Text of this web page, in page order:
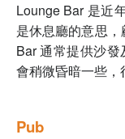
Lounge Bar 是近
是休息廳的意思
Bar 通常提供沙
會稍微昏暗一些，
Pub